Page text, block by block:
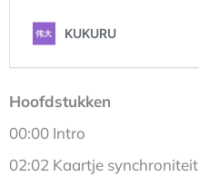
Hoofdstukken
00:00 Intro
02:02 Kaartje synchroniteit